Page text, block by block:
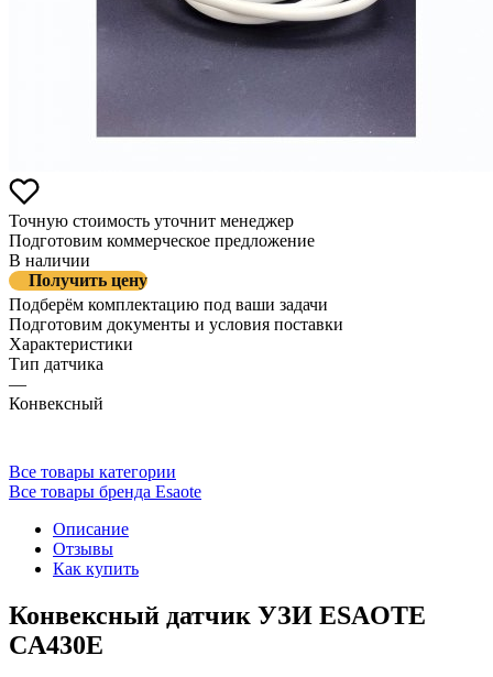
Точную стоимость уточнит менеджер
Подготовим коммерческое предложение
В наличии
Получить цену
Подберём комплектацию под ваши задачи
Подготовим документы и условия поставки
Характеристики
Тип датчика
—
Конвексный
Все товары категории
Все товары бренда Esaote
Описание
Отзывы
Как купить
Конвексный датчик УЗИ ESAOTE
CA430E